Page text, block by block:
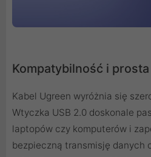
Kompatybilność i prosta
Kabel Ugreen wyróżnia się
Wtyczka USB 2.0 doskonale
laptopów czy komputerów i
bezpieczną transmisję danych